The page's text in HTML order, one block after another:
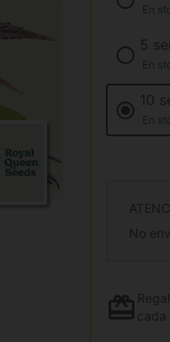
En
5
En
10
En
No
cada